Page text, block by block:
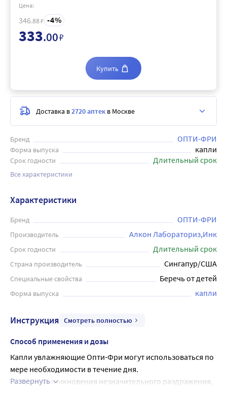
Бренд ОПТИ-ФРИ
Форма выпуска капли
Срок годности Длительный срок
Все характеристики
Цена:
346.88₽ 4
333.00₽
Купить
Доставка в2720 аптек в Москве
Характеристики
Бренд ОПТИ-ФРИ
Производитель Алкон Лабораториз,Инк
Срок годности Длительный срок
Страна производитель Сингапур/США
Специальные свойства Беречь от детей
Форма выпуска капли
Инструкция Смотреть полностью
Способ применения и дозы
Капли увлажняющие Опти-Фри могут использоваться по
мере необходимости в течение дня.
В случае возникновения незначительного раздражения,
Развернуть